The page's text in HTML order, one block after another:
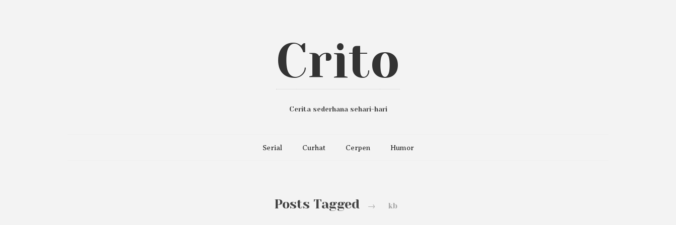
Crito
Cerita sederhana sehari-hari
Serial Curhat Cerpen Humor
Posts Tagged → kb